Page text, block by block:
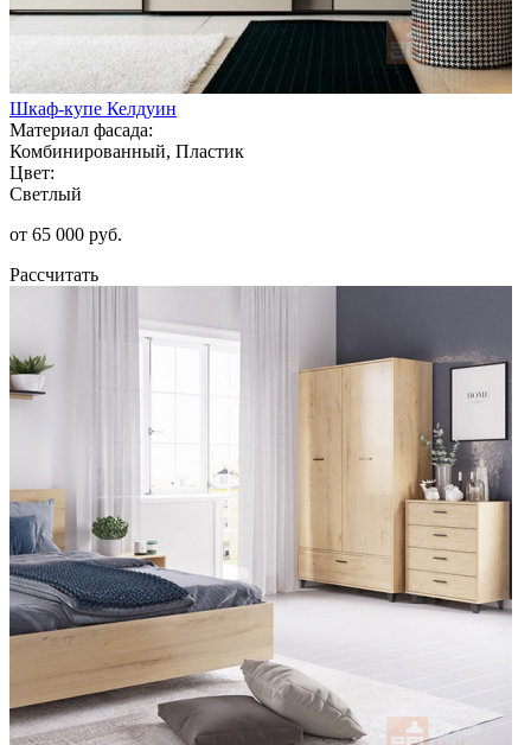
Шкаф-купе Келдуин
Материал фасада:
Комбинированный, Пластик
Цвет:
Светлый
от 65 000 руб.
Рассчитать